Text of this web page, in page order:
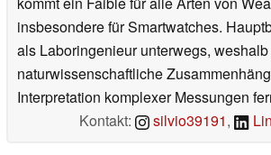
insbesondere für Smartwatches.
als Laboringenieur unterwegs,
naturwissenschaftliche
Interpretation komplexer Messungen
Kontakt:
silvio39191,